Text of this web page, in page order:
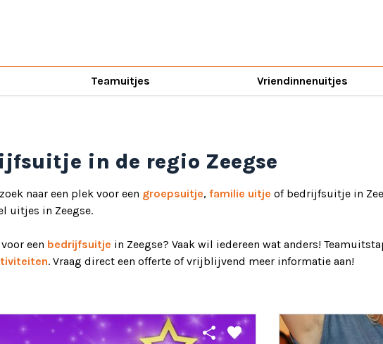
Teamuitjes Vriendinnenuitjes
in de regio Zeegse
naar een plek voor een groepsuitje, familie uitje of bedrijfsuitje in
uitjes in Zeegse.
een bedrijfsuitje in Zeegse? Vaak wil iedereen wat anders!
. Vraag direct een offerte of vrijblijvend meer informatie aan!
share favorite